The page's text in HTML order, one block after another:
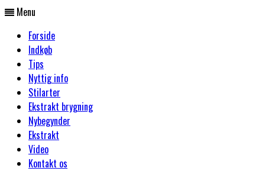
Menu
Forside
Indkøb
Tips
Nyttig info
Stilarter
Ekstrakt brygning
Nybegynder
Ekstrakt
Video
Kontakt os